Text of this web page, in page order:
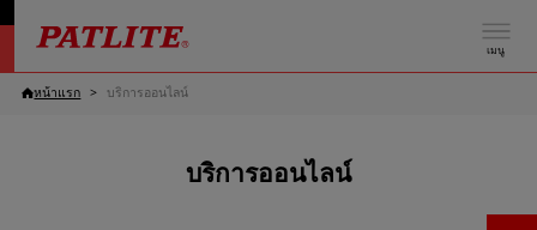
เมนู
หน้าแรก บริการออนไลน์
บริการออนไลน์